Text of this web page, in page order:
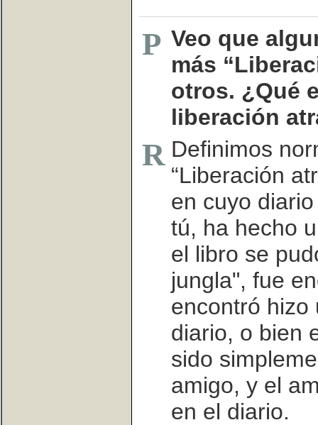
P Veo que
más
otros. ¿Qué
liberación
R Definimos
“Liberación
en cuyo
tú, ha hecho
el libro se
jungla", fue
encontró hizo
diario, o bien
sido
amigo, y el
en el diario.